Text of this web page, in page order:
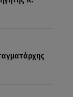
για
προσωρινά